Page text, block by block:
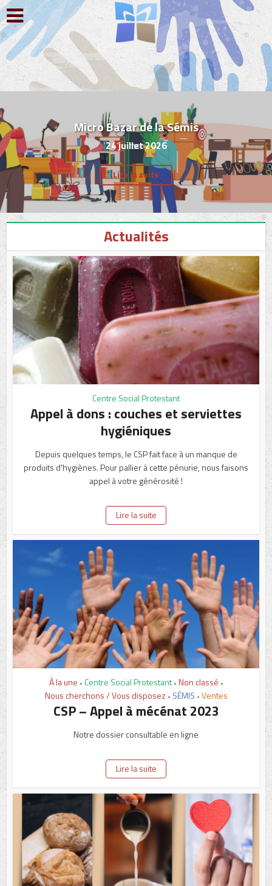
Micro Bazar de la Sémis
24 juillet 2026
Lire la suite
Actualités
Centre Social Protestant
Appel à dons : couches et serviettes
hygiéniques
Depuis quelques temps, le CSP fait face à un manque de
produits d'hygiènes. Pour pallier à cette pénurie, nous faisons
appel à votre générosité !
Lire la suite
À la une • Centre Social Protestant • Non classé •
Nous cherchons / Vous disposez • SÉMIS • Ventes
CSP – Appel à mécénat 2023
Notre dossier consultable en ligne
Lire la suite